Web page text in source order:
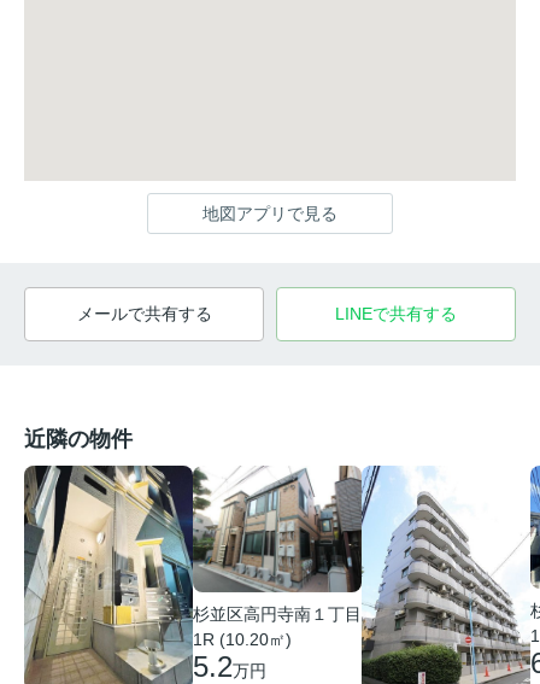
地図アプリで見る
メールで共有する LINEで共有する
近隣の物件
杉並区高円寺南１丁目
1R (10.20㎡)
5.2万円